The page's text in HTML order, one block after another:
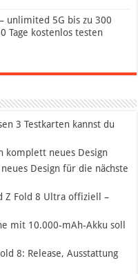
unlimited 5G bis zu 300
Tage kostenlos testen
3 Testkarten kannst du
komplett neues Design
Design für die nächste
Z Fold 8 Ultra offiziell –
mit 10.000-mAh-Akku soll
8: Release, Ausstattung